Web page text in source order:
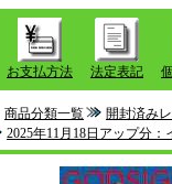
お支払方法 法定表記
商品分類一覧
開封済み
2025年11月18日アップ分：